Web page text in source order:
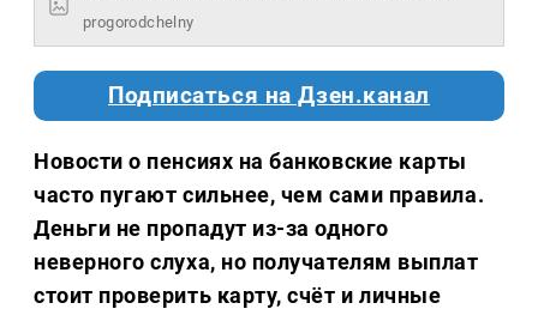
progorodchelny
Подписаться на Дзен.канал
Новости о пенсиях на банковские карты
часто пугают сильнее, чем сами правила.
Деньги не пропадут из-за одного
неверного слуха, но получателям выплат
стоит проверить карту, счёт и личные